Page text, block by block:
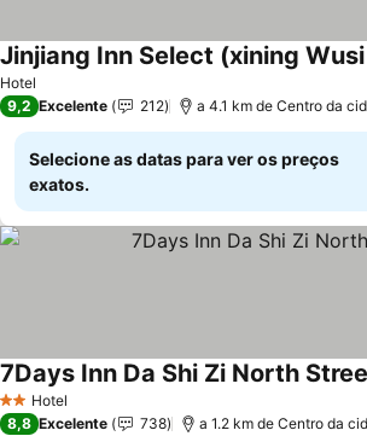
Hotel
9,2 Excelente 212 a 4.1 km de Centro da
Selecione as datas para ver os preços
exatos.
2 Estrelas
Hotel
7Days Inn Da Shi Zi North
8,8 Excelente 738 a 1.2 km de Centro da